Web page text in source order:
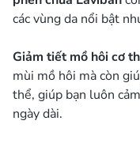
các vùng da nổi bật
Giảm tiết mồ hôi cơ
mùi mồ hôi mà còn
thể, giúp bạn luôn
ngày dài.